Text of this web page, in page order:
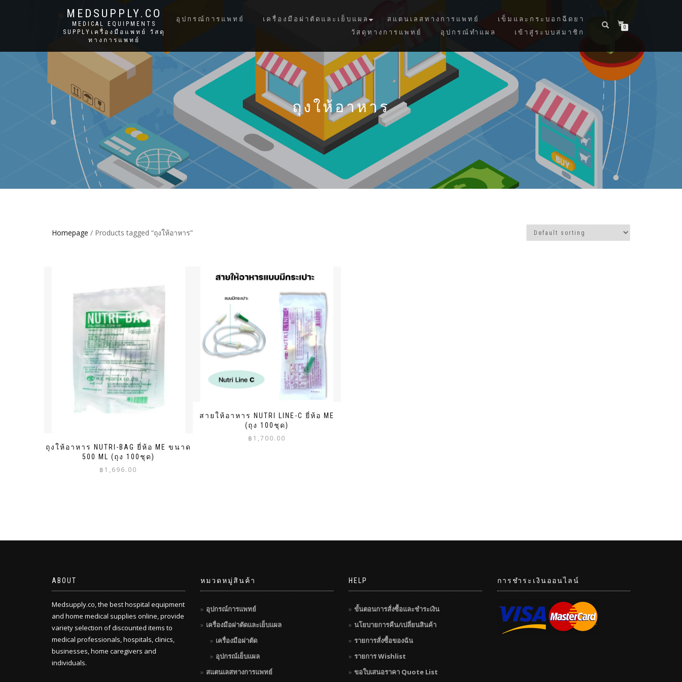
MEDSUPPLY.CO
MEDICAL EQUIPMENTS
SUPPLYเครื่องมือแพทย์ วัสดุ
ทางการแพทย์
อุปกรณ์การแพทย์ เครื่องมือผ่าตัดและเย็บแผล สแตนเลสทางการแพทย์
เข็มและกระบอกฉีดยา
วัสดุทางการแพทย์
อุปกรณ์ทำแผล เข้าสู่ระบบสมาชิก
0
ถุงให้อาหาร
Homepage / Products tagged “ถุงให้อาหาร”
ถุงให้อาหาร NUTRI-BAG ยี่ห้อ ME ขนาด
500 ML (ถุง 100ชุด)
฿ 1,696.00
สายให้อาหาร NUTRI LINE-C ยี่ห้อ ME
(ถุง 100ชุด)
฿ 1,700.00
ABOUT
Medsupply.co, the best hospital equipment
and home medical supplies online, provide
variety selection of discounted items to
medical professionals, hospitals, clinics,
businesses, home caregivers and
individuals.
หมวดหมู่สินค้า
อุปกรณ์การแพทย์
เครื่องมือผ่าตัดและเย็บแผล
เครื่องมือผ่าตัด
อุปกรณ์เย็บแผล
สแตนเลสทางการแพทย์
HELP
ขั้นตอนการสั่งซื้อและชำระเงิน
นโยบายการคืน/เปลี่ยนสินค้า
รายการสั่งซื้อของฉัน
รายการ Wishlist
ขอใบเสนอราคา Quote List
การชำระเงินออนไลน์